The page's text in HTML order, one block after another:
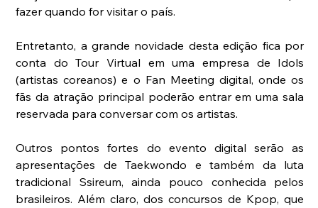
fazer quando for visitar o país.
Entretanto, a grande novidade desta edição fica por
conta do Tour Virtual em uma empresa de Idols
(artistas coreanos) e o Fan Meeting digital, onde os
fãs da atração principal poderão entrar em uma sala
reservada para conversar com os artistas.
Outros pontos fortes do evento digital serão as
apresentações de Taekwondo e também da luta
tradicional Ssireum, ainda pouco conhecida pelos
brasileiros. Além claro, dos concursos de Kpop, que